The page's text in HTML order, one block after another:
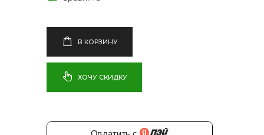
В КОРЗИНУ
ХОЧУ СКИДКУ